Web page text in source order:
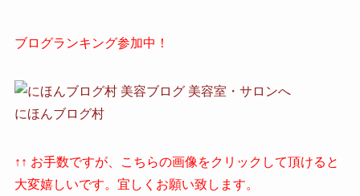
ブログランキング参加中！
にほんブログ村
↑↑ お手数ですが、こちらの画像をクリックして頂けると
大変嬉しいです。宜しくお願い致します。